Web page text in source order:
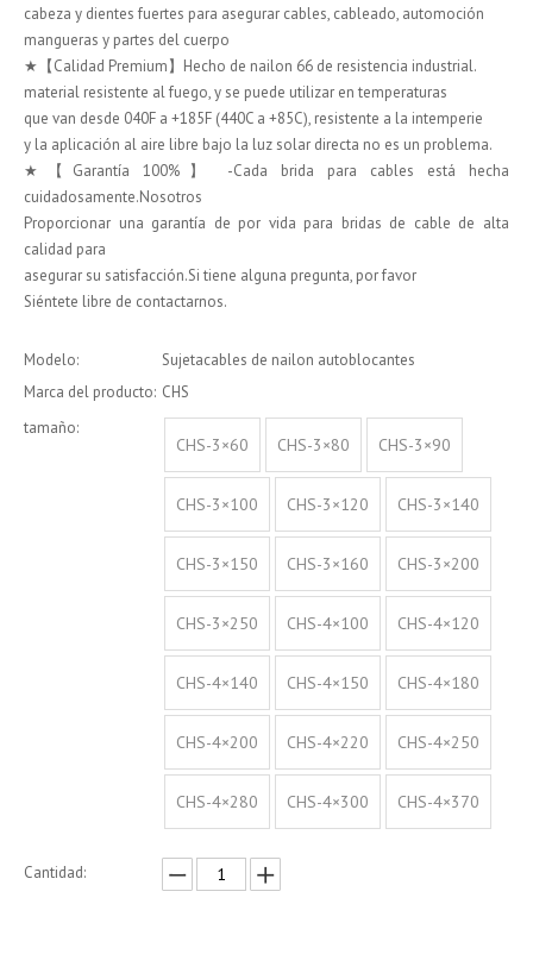
cabeza y dientes fuertes para asegurar cables, cableado, automoción
mangueras y partes del cuerpo
★【Calidad Premium】Hecho de nailon 66 de resistencia industrial.
material resistente al fuego, y se puede utilizar en temperaturas
que van desde 040F a +185F (440C a +85C), resistente a la intemperie
y la aplicación al aire libre bajo la luz solar directa no es un problema.
★【Garantía 100%】 -Cada brida para cables está hecha
cuidadosamente.Nosotros
Proporcionar una garantía de por vida para bridas de cable de alta
calidad para
asegurar su satisfacción.Si tiene alguna pregunta, por favor
Siéntete libre de contactarnos.
Modelo:
Sujetacables de nailon autoblocantes
Marca del producto: CHS
tamaño:
CHS-3×60 CHS-3×80 CHS-3×90
CHS-3×100 CHS-3×120 CHS-3×140
CHS-3×150 CHS-3×160 CHS-3×200
CHS-3×250 CHS-4×100 CHS-4×120
CHS-4×140 CHS-4×150 CHS-4×180
CHS-4×200 CHS-4×220 CHS-4×250
CHS-4×280 CHS-4×300 CHS-4×370
Cantidad: